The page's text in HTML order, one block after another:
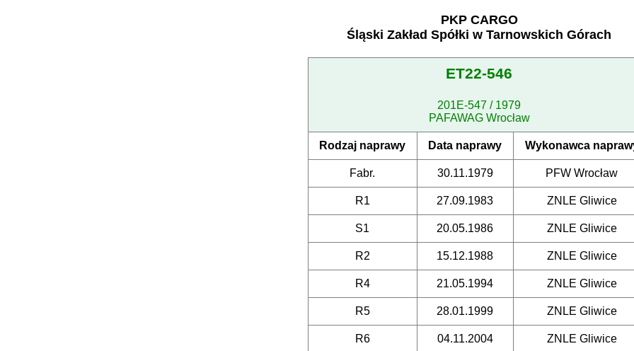
PKP CARGO
Śląski Zakład Spółki w Tarnowskich Górach
ET22-546
201E-547 / 1979
PAFAWAG Wrocław
Rodzaj naprawy Data naprawy Wykonawca
Fabr. 30.11.1979 PFW Wrocław
R1 27.09.1983 ZNLE Gliwice
S1 20.05.1986 ZNLE Gliwice
R2 15.12.1988 ZNLE Gliwice
R4 21.05.1994 ZNLE Gliwice
R5 28.01.1999 ZNLE Gliwice
R6 04.11.2004 ZNLE Gliwice